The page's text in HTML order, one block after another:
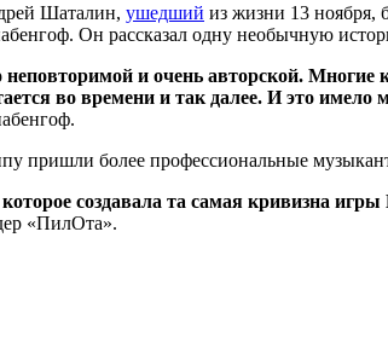
Шаталин, ушедший из жизни 13 ноября,
Он рассказал одну необычную
и очень авторской.
во времени и так далее. И это
пришли более профессиональные
создавала та самая кривизна
«ПилОта».